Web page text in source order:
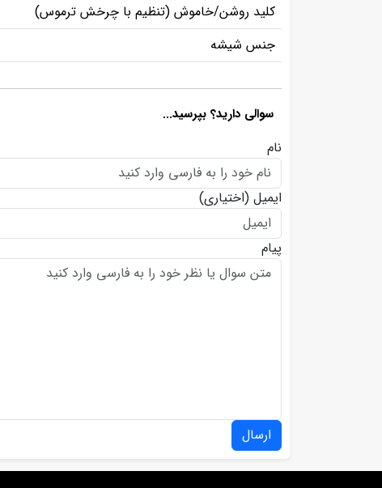
کلید روشن/خاموش (تنظیم با چرخش ترموس)
جنس شیشه
سوالی دارید؟ بپرسید...
نام
ایمیل (اختیاری)
پیام
ارسال